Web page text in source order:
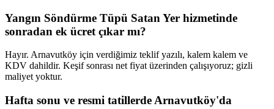
Yangın Söndürme Tüpü Satan Yer hizmetinde
sonradan ek ücret çıkar mı?
Hayır. Arnavutköy için verdiğimiz teklif yazılı, kalem kalem ve
KDV dahildir. Keşif sonrası net fiyat üzerinden çalışıyoruz; gizli
maliyet yoktur.
Hafta sonu ve resmi tatillerde Arnavutköy'da